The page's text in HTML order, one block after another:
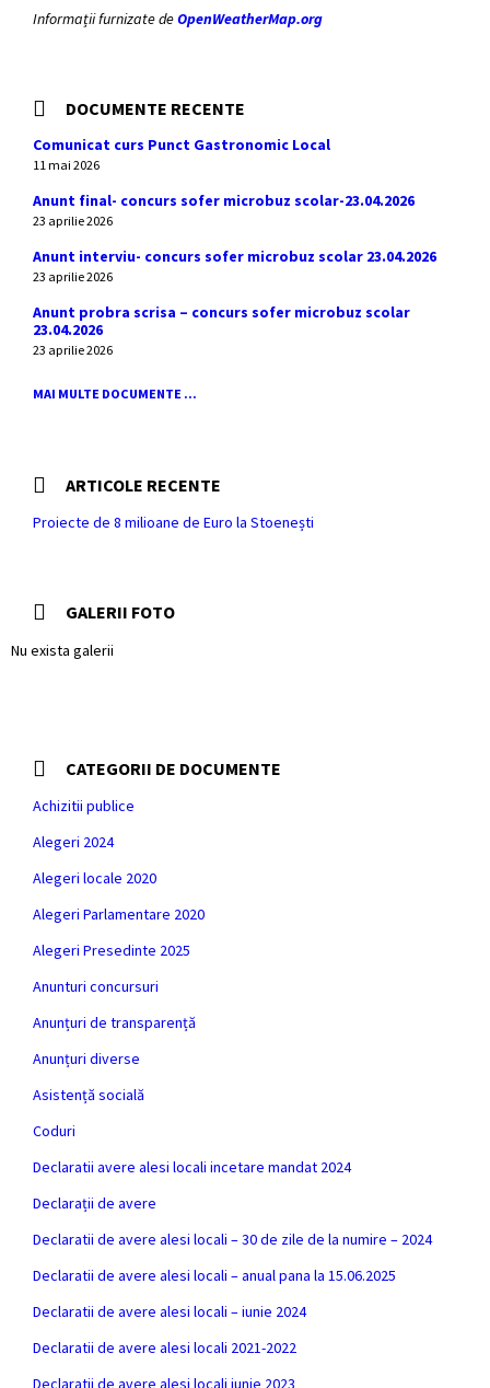
Informații furnizate deOpenWeatherMap.org
DOCUMENTE RECENTE
Comunicat curs Punct Gastronomic Local
11 mai 2026
Anunt final- concurs sofer microbuz scolar-23.04.2026
23 aprilie 2026
Anunt interviu- concurs sofer microbuz scolar 23.04.2026
23 aprilie 2026
Anunt probra scrisa – concurs sofer microbuz scolar
23.04.2026
23 aprilie 2026
MAI MULTE DOCUMENTE ...
ARTICOLE RECENTE
Proiecte de 8 milioane de Euro la Stoenești
GALERII FOTO
Nu exista galerii
CATEGORII DE DOCUMENTE
Achizitii publice
Alegeri 2024
Alegeri locale 2020
Alegeri Parlamentare 2020
Alegeri Presedinte 2025
Anunturi concursuri
Anunțuri de transparență
Anunțuri diverse
Asistență socială
Coduri
Declaratii avere alesi locali incetare mandat 2024
Declarații de avere
Declaratii de avere alesi locali – 30 de zile de la numire – 2024
Declaratii de avere alesi locali – anual pana la 15.06.2025
Declaratii de avere alesi locali – iunie 2024
Declaratii de avere alesi locali 2021-2022
Declaratii de avere alesi locali iunie 2023